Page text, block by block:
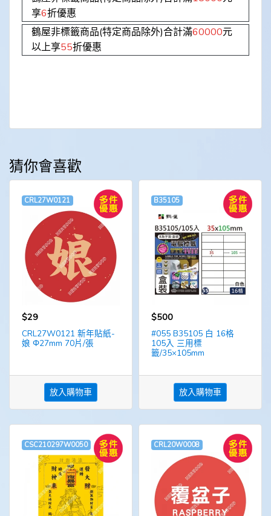
享6折優惠
鶴屋非標籤商品(特定商品除外)合計滿60000元
以上享55折優惠
猜你會喜歡
CRL27W0121
$29
CRL27W0121 新年貼紙-
娘 Φ27mm 70片/張
放入購物車
B35105
$500
#055 B35105 白 16格
105入 三用標
籤/35×105mm
放入購物車
CSC210297W0050 CRL20W0008